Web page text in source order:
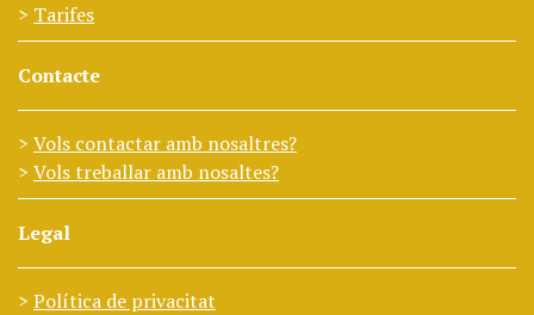
Tarifes
Contacte
Vols contactar amb nosaltres?
Vols treballar amb nosaltes?
Legal
Política de privacitat